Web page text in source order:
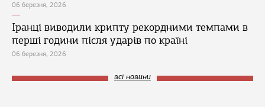
06 березня, 2026
Іранці виводили крипту рекордними темпами в
перші години після ударів по країні
06 березня, 2026
всі новини